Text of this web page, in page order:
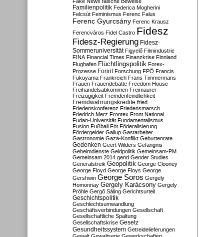
Familienpolitik Federica Mogherini
Felcsút Feminismus Ferenc Falus
Ferenc Gyurcsány Ferenc Krausz
Ferencváros Fidel Castro Fidesz
Fidesz-Regierung Fidesz-
Sommeruniversität Figyelő Filmindustrie
FINA Financial Times Finanzkrise Finnland
Flughafen Flüchtlingspolitik Forex-
Prozesse Forint Forschung FPÖ Francis
Fukuyama Frankreich Frans Timmermans
Frauen Frauendebatte Freedom House
Freihandelsabkommen Freimaurer
Freizügigkeit Fremdenfeindlichkeit
Fremdwährungskredite fried
Friedenskonferenz Friedensmarsch
Friedrich Merz Frontex Front National
Fudan-Universität Fundamentalismus
Fusion Fußball Fót Föderalisierung
Fördergelder Gallup Gastarbeiter
Gastronomie Gaza-Konflikt Geburtenrate
Gedenken Geert Wilders Gefängnis
Geheimdienste Geldpolitik Gemeinsam-PM
Gemeinsam 2014 gend Gender Studies
Generalstreik Geopolitik George Clooney
George Floyd George Floys George
Gershwin George Soros Gergely
Homonnay Gergely Karácsony Gergely
Pröhle Gergő Sáling Gerichtsurteil
Geschichtspolitik
Geschlechtsumwandlung
Geschäftsverbindungen Gesellschaft
Gesellschaftliche Spaltung
Gesellschaftskrise Gesetz
Gesundheitssystem Getreidelieferungen